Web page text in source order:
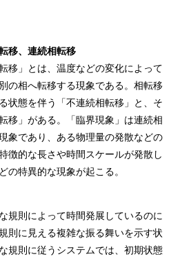
移、連続相転移
移」とは、温度などの変化によって
の相へ転移する現象である。相転移
状態を伴う「不連続相転移」と、そ
移」がある。「臨界現象」は連続相
象であり、ある物理量の発散などの
徴的な長さや時間スケールが発散し
の特異的な現象が起こる。
規則によって時間発展しているのに
則に見える複雑な振る舞いを示す状
規則に従うシステムでは、初期状態